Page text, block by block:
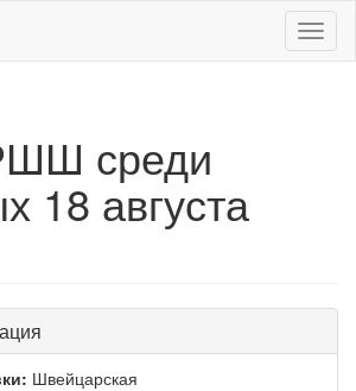
среди
18 августа
Швейцарская